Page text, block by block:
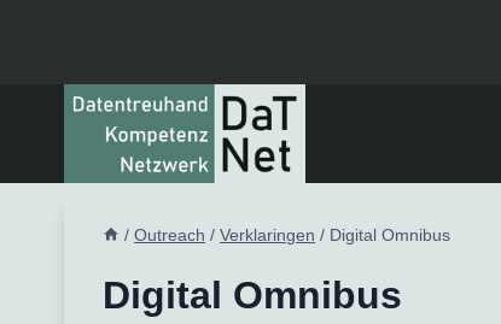
/ Outreach / Verklaringen / Digital Omnibus
Digital Omnibus